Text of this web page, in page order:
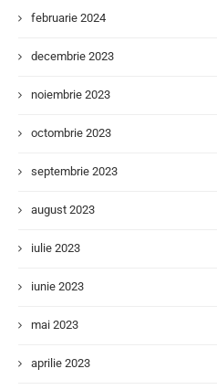
februarie 2024
decembrie 2023
noiembrie 2023
octombrie 2023
septembrie 2023
august 2023
iulie 2023
iunie 2023
mai 2023
aprilie 2023